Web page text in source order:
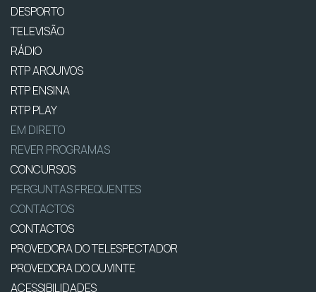
DESPORTO
TELEVISÃO
RÁDIO
RTP ARQUIVOS
RTP ENSINA
RTP PLAY
EM DIRETO
REVER PROGRAMAS
CONCURSOS
PERGUNTAS FREQUENTES
CONTACTOS
CONTACTOS
PROVEDORA DO TELESPECTADOR
PROVEDORA DO OUVINTE
ACESSIBILIDADES